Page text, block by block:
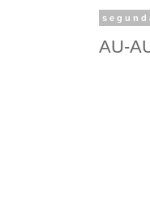
AU-